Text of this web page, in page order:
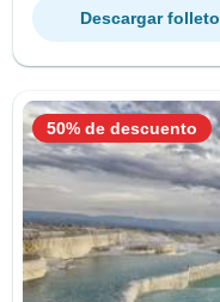
Descargar folleto
50% de descuento